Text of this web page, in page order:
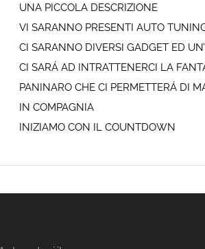
UNA PICCOLA DESCRIZIONE
VI SARANNO PRESENTI AUTO
CI SARANNO DIVERSI GADGET ED
CI SARÁ AD INTRATTENERCI LA
PANINARO CHE CI PERMETTERÁ DI
IN COMPAGNIA
INIZIAMO CON IL COUNTDOWN